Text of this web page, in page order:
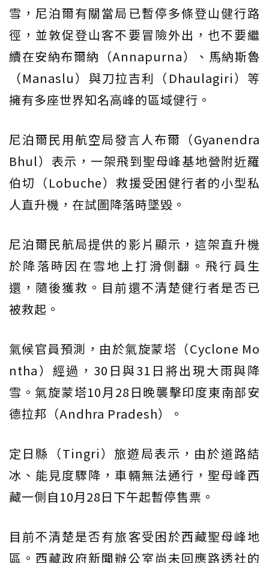
雪，尼泊爾有關當局已暫停多條登山健行路
徑，並敦促登山客不要冒險外出，也不要繼
續在安納布爾納（Annapurna）、馬納斯魯
（Manaslu）與刀拉吉利（Dhaulagiri）等
擁有多座世界知名高峰的區域健行。
尼泊爾民用航空局發言人布爾（Gyanendra
Bhul）表示，一架飛到聖母峰基地營附近羅
伯切（Lobuche）救援受困健行者的小型私
人直升機，在試圖降落時墜毀。
尼泊爾民航局提供的影片顯示，這架直升機
於降落時因在雪地上打滑側翻。飛行員生
還，隨後獲救。目前還不清楚健行者是否已
被救起。
氣候官員預測，由於氣旋蒙塔（Cyclone Mo
ntha）經過，30日與31日將出現大雨與降
雪。氣旋蒙塔10月28日晚襲擊印度東南部安
德拉邦（Andhra Pradesh）。
定日縣（Tingri）旅遊局表示，由於道路結
冰、能見度驟降，車輛無法通行，聖母峰西
藏一側自10月28日下午起暫停售票。
目前不清楚是否有旅客受困於西藏聖母峰地
區。西藏政府新聞辦公室尚未回應路透社的